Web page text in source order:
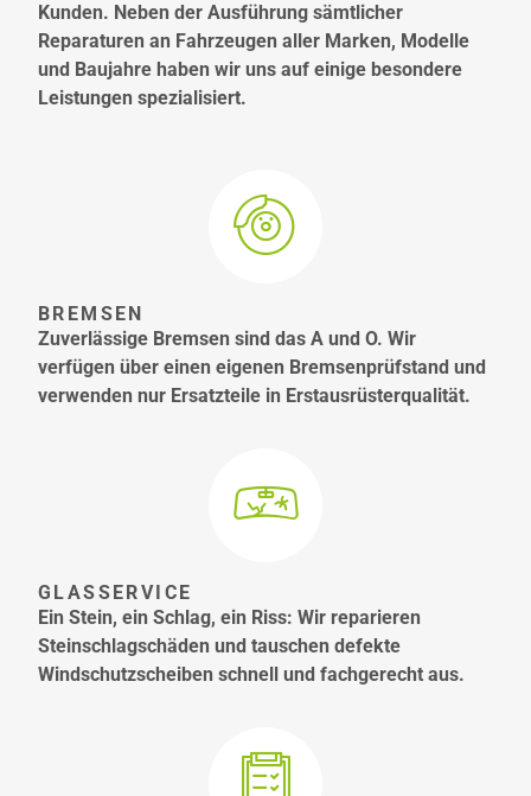
Kunden. Neben der Ausführung sämtlicher
Reparaturen an Fahrzeugen aller Marken, Modelle
und Baujahre haben wir uns auf einige besondere
Leistungen spezialisiert.
BREMSEN
Zuverlässige Bremsen sind das A und O. Wir
verfügen über einen eigenen Bremsenprüfstand und
verwenden nur Ersatzteile in Erstausrüsterqualität.
GLASSERVICE
Ein Stein, ein Schlag, ein Riss: Wir reparieren
Steinschlagschäden und tauschen defekte
Windschutzscheiben schnell und fachgerecht aus.